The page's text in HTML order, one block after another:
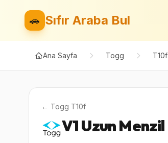
🚗 Sıfır Araba Bul
Ana Sayfa Togg T10f
← Togg T10f
V1 Uzun Menzil